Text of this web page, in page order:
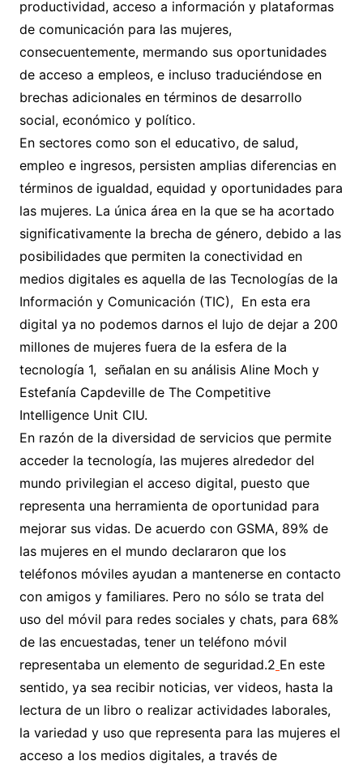
productividad, acceso a información y plataformas
de comunicación para las mujeres,
consecuentemente, mermando sus oportunidades
de acceso a empleos, e incluso traduciéndose en
brechas adicionales en términos de desarrollo
social, económico y político.
En sectores como son el educativo, de salud,
empleo e ingresos, persisten amplias diferencias en
términos de igualdad, equidad y oportunidades para
las mujeres. La única área en la que se ha acortado
significativamente la brecha de género, debido a las
posibilidades que permiten la conectividad en
medios digitales es aquella de las Tecnologías de la
Información y Comunicación (TIC), En esta era
digital ya no podemos darnos el lujo de dejar a 200
millones de mujeres fuera de la esfera de la
tecnología 1, señalan en su análisis Aline Moch y
Estefanía Capdeville de The Competitive
Intelligence Unit CIU.
En razón de la diversidad de servicios que permite
acceder la tecnología, las mujeres alrededor del
mundo privilegian el acceso digital, puesto que
representa una herramienta de oportunidad para
mejorar sus vidas. De acuerdo con GSMA, 89% de
las mujeres en el mundo declararon que los
teléfonos móviles ayudan a mantenerse en contacto
con amigos y familiares. Pero no sólo se trata del
uso del móvil para redes sociales y chats, para 68%
de las encuestadas, tener un teléfono móvil
representaba un elemento de seguridad.2 En este
sentido, ya sea recibir noticias, ver videos, hasta la
lectura de un libro o realizar actividades laborales,
la variedad y uso que representa para las mujeres el
acceso a los medios digitales, a través de